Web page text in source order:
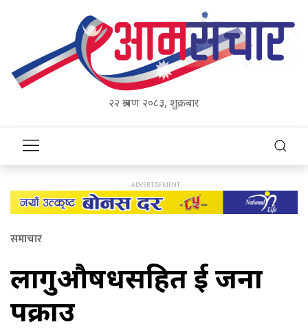
२२ श्रावण २०८३, शुक्रबार
समाचार
लागुऔषधसहित दुई जना
पक्राउ